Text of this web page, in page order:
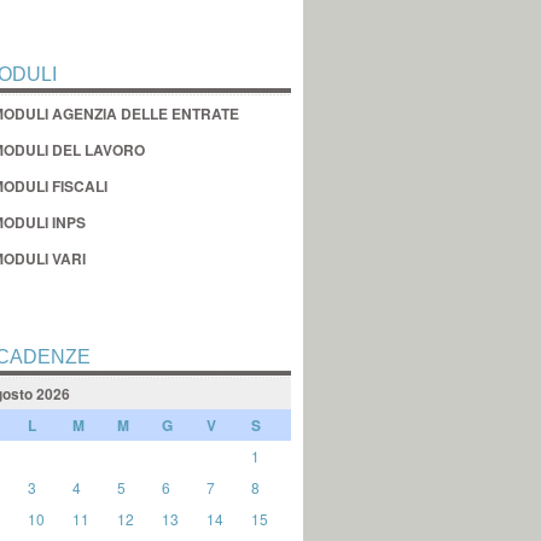
AGENZIA DELLE ENTRATE
DEL LAVORO
FISCALI
INPS
VARI
2026
L M M G V S
1
3 4 5 6 7
8
10 11 12 13 14
15